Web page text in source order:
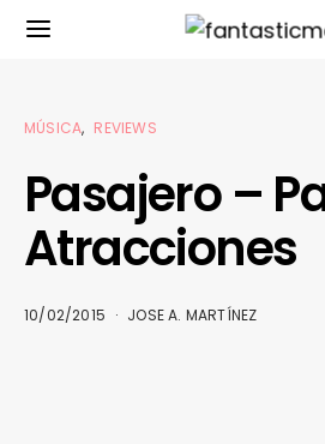
MÚSICA REVIEWS
Pasajero –
Atracciones
10/02/2015 JOSE A. MARTÍNEZ